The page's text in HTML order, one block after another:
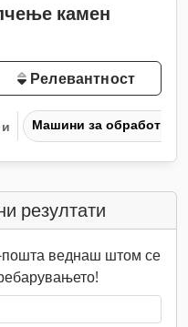
камен
Релевантност
Машини за обработка
резултати
веднаш штом се